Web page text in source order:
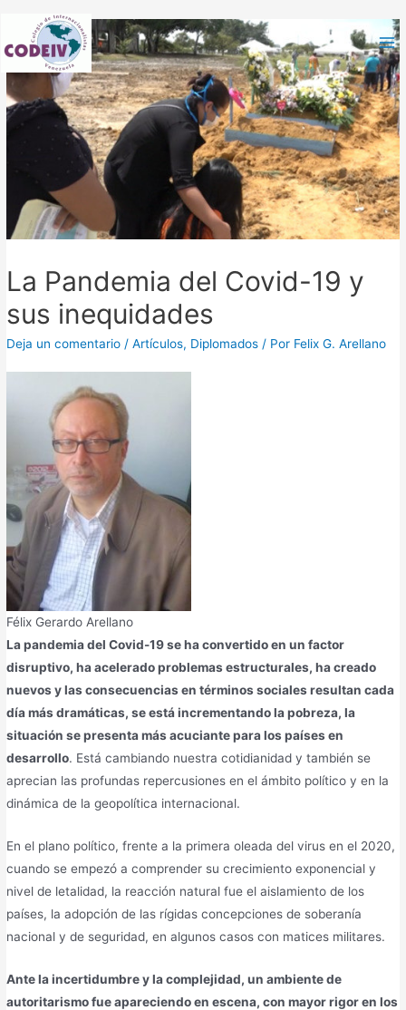
La Pandemia del Covid-19 y
sus inequidades
Deja un comentario /Artículos, Diplomados / Por Felix G. Arellano
Félix Gerardo Arellano
La pandemia del Covid-19 se ha convertido en un factor
disruptivo, ha acelerado problemas estructurales, ha creado
nuevos y las consecuencias en términos sociales resultan cada
día más dramáticas, se está incrementando la pobreza, la
situación se presenta más acuciante para los países en
desarrollo. Está cambiando nuestra cotidianidad y también se
aprecian las profundas repercusiones en el ámbito político y en la
dinámica de la geopolítica internacional.
En el plano político, frente a la primera oleada del virus en el 2020,
cuando se empezó a comprender su crecimiento exponencial y
nivel de letalidad, la reacción natural fue el aislamiento de los
países, la adopción de las rígidas concepciones de soberanía
nacional y de seguridad, en algunos casos con matices militares.
Ante la incertidumbre y la complejidad, un ambiente de
autoritarismo fue apareciendo en escena, con mayor rigor en los